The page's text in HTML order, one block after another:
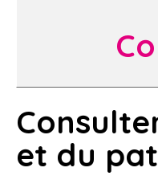
et du